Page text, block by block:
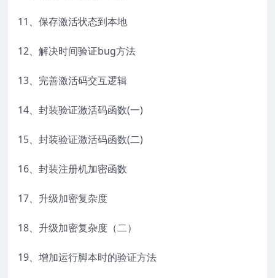
11、保存激活状态到本地
12、解决时间验证bug方法
13、完善激活码交互逻辑
14、封装验证激活码函数(一)
15、封装验证激活码函数(二)
16、封装注册机加密函数
17、升级加密复杂度
18、升级加密复杂度（二）
19、增加运行脚本时的验证方法